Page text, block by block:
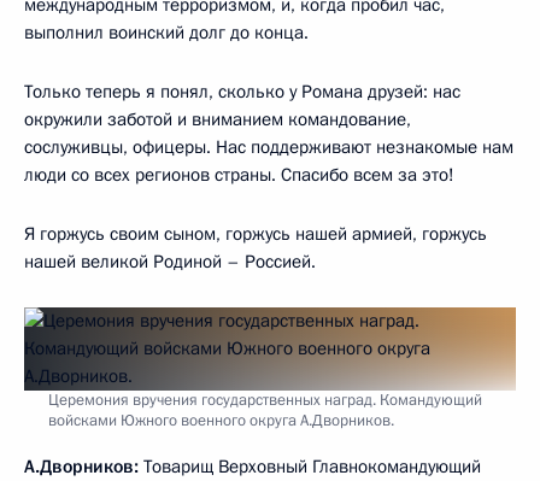
международным терроризмом, и, когда пробил час,
выполнил воинский долг до конца.
Только теперь я понял, сколько у Романа друзей: нас
окружили заботой и вниманием командование,
сослуживцы, офицеры. Нас поддерживают незнакомые нам
люди со всех регионов страны. Спасибо всем за это!
Я горжусь своим сыном, горжусь нашей армией, горжусь
нашей великой Родиной – Россией.
Церемония вручения государственных наград. Командующий
войсками Южного военного округа А.Дворников.
А.Дворников: Товарищ Верховный Главнокомандующий